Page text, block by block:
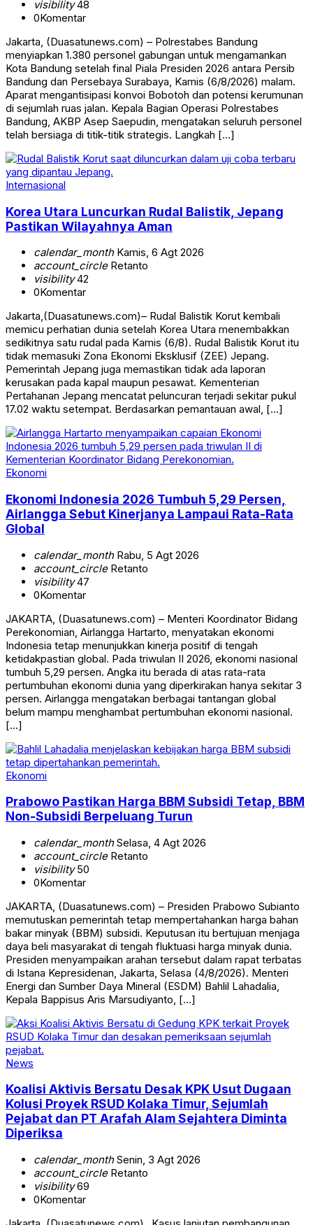
visibility48
0Komentar
Jakarta, (Duasatunews.com) – Polrestabes Bandung
menyiapkan 1.380 personel gabungan untuk mengamankan
Kota Bandung setelah final Piala Presiden 2026 antara Persib
Bandung dan Persebaya Surabaya, Kamis (6/8/2026) malam.
Aparat mengantisipasi konvoi Bobotoh dan potensi kerumunan
di sejumlah ruas jalan. Kepala Bagian Operasi Polrestabes
Bandung, AKBP Asep Saepudin, mengatakan seluruh personel
telah bersiaga di titik-titik strategis. Langkah […]
Internasional
Korea Utara Luncurkan Rudal Balistik, Jepang
Pastikan Wilayahnya Aman
calendar_monthKamis, 6 Agt 2026
account_circleRetanto
visibility42
0Komentar
Jakarta,(Duasatunews.com)– Rudal Balistik Korut kembali
memicu perhatian dunia setelah Korea Utara menembakkan
sedikitnya satu rudal pada Kamis (6/8). Rudal Balistik Korut itu
tidak memasuki Zona Ekonomi Eksklusif (ZEE) Jepang.
Pemerintah Jepang juga memastikan tidak ada laporan
kerusakan pada kapal maupun pesawat. Kementerian
Pertahanan Jepang mencatat peluncuran terjadi sekitar pukul
17.02 waktu setempat. Berdasarkan pemantauan awal, […]
Ekonomi
Ekonomi Indonesia 2026 Tumbuh 5,29 Persen,
Airlangga Sebut Kinerjanya Lampaui Rata-Rata
Global
calendar_monthRabu, 5 Agt 2026
account_circleRetanto
visibility47
0Komentar
JAKARTA, (Duasatunews.com) – Menteri Koordinator Bidang
Perekonomian, Airlangga Hartarto, menyatakan ekonomi
Indonesia tetap menunjukkan kinerja positif di tengah
ketidakpastian global. Pada triwulan II 2026, ekonomi nasional
tumbuh 5,29 persen. Angka itu berada di atas rata-rata
pertumbuhan ekonomi dunia yang diperkirakan hanya sekitar 3
persen. Airlangga mengatakan berbagai tantangan global
belum mampu menghambat pertumbuhan ekonomi nasional.
[…]
Ekonomi
Prabowo Pastikan Harga BBM Subsidi Tetap, BBM
Non-Subsidi Berpeluang Turun
calendar_monthSelasa, 4 Agt 2026
account_circleRetanto
visibility50
0Komentar
JAKARTA, (Duasatunews.com) – Presiden Prabowo Subianto
memutuskan pemerintah tetap mempertahankan harga bahan
bakar minyak (BBM) subsidi. Keputusan itu bertujuan menjaga
daya beli masyarakat di tengah fluktuasi harga minyak dunia.
Presiden menyampaikan arahan tersebut dalam rapat terbatas
di Istana Kepresidenan, Jakarta, Selasa (4/8/2026). Menteri
Energi dan Sumber Daya Mineral (ESDM) Bahlil Lahadalia,
Kepala Bappisus Aris Marsudiyanto, […]
News
Koalisi Aktivis Bersatu Desak KPK Usut Dugaan
Kolusi Proyek RSUD Kolaka Timur, Sejumlah
Pejabat dan PT Arafah Alam Sejahtera Diminta
Diperiksa
calendar_monthSenin, 3 Agt 2026
account_circleRetanto
visibility69
0Komentar